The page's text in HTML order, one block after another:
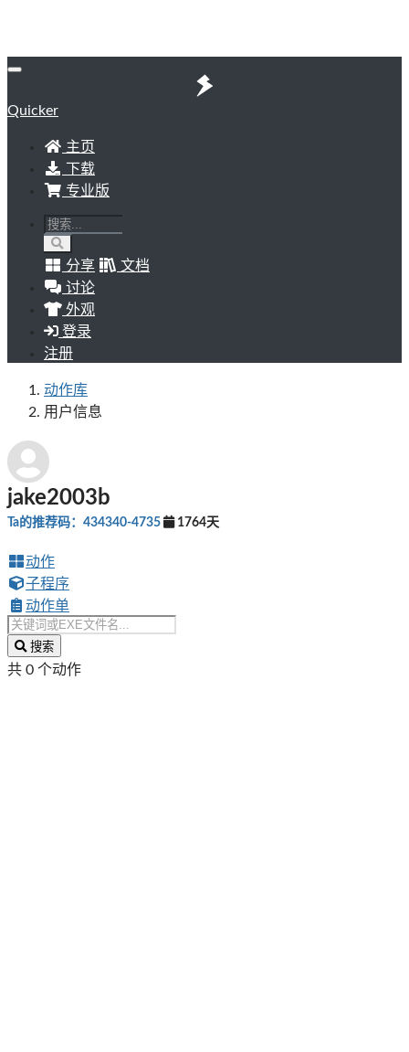
Quicker
主页
下载
专业版
分享
文档
讨论
外观
登录
注册
动作库
用户信息
jake2003b
Ta的推荐码：434340-4735 1764天
动作
子程序
动作单
搜索
共 0 个动作